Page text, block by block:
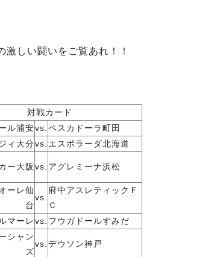
しい闘いをご覧あれ！！
対戦カード
ル浦安vs. ペスカドーラ町田
ィ大分vs. エスポラーダ北海道
ー大阪 vs. アグレミーナ浜松
ーレ仙
台
vs.
府中アスレティックＦ
Ｃ
マーレvs. フウガドールすみだ
シャン
ズ
vs. デウソン神戸